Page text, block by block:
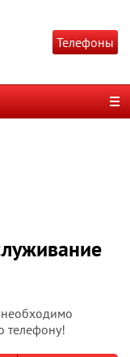
Телефоны
необходимо
телефону!